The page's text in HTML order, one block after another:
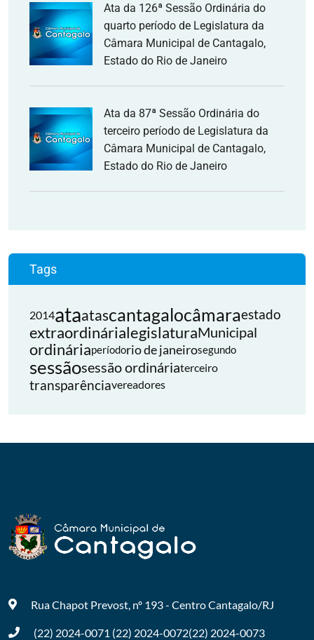
Ata da 126ª Sessão Ordinária do
quarto período de Legislatura da
Câmara Municipal de Cantagalo,
Estado do Rio de Janeiro
Ata da 87ª Sessão Ordinária do
terceiro período de Legislatura da
Câmara Municipal de Cantagalo,
Estado do Rio de Janeiro
Tags
2014ataatascantagalocâmaraestado
extraordinárialegislaturaMunicipal
ordináriaperíodorio de janeirosegundo
sessãosessão ordináriaterceiro
transparênciavereadores
Rua Chapot Prevost, nº 193 - CentroCantagalo/RJ
(22) 2024-0071 (22) 2024-0072(22) 2024-0073